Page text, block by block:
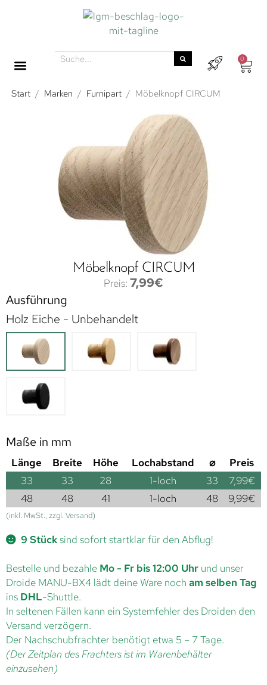
0
Start / Marken / Furnipart / Möbelknopf CIRCUM
Möbelknopf CIRCUM
7,99€
Ausführung
Holz Eiche - Unbehandelt
Maße in mm
Länge Breite Höhe Lochabstand ⌀
Preis
33
33 28 1-loch 33 7,99€
48
48 41 1-loch 48 9,99€
(inkl. MwSt., zzgl. Versand)
9 Stücksind sofort startklar für den Abflug!
Bestelle und bezahle Mo - Fr bis 12:00 Uhr und unser
Droide MANU-BX4 lädt deine Ware noch am selben Tag
ins DHL-Shuttle.
In seltenen Fällen kann ein Systemfehler des Droiden den
Versand verzögern.
Der Nachschubfrachter benötigt etwa 5 – 7 Tage.
(Der Zeitplan des Frachters ist im Warenbehälter
einzusehen)